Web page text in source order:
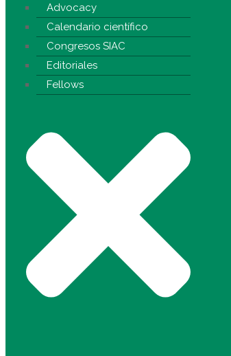
Advocacy
Calendario científico
Congresos SIAC
Editoriales
Fellows